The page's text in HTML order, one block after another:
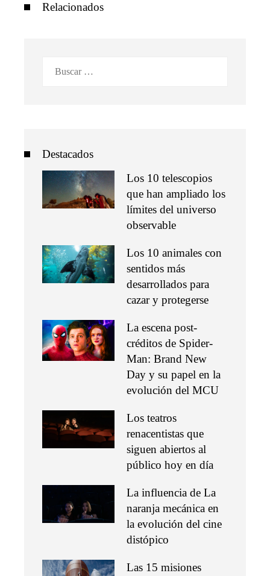
Relacionados
Destacados
Los 10 telescopios
que han ampliado los
límites del universo
observable
Los 10 animales con
sentidos más
desarrollados para
cazar y protegerse
La escena post-
créditos de Spider-
Man: Brand New
Day y su papel en la
evolución del MCU
Los teatros
renacentistas que
siguen abiertos al
público hoy en día
La influencia de La
naranja mecánica en
la evolución del cine
distópico
Las 15 misiones